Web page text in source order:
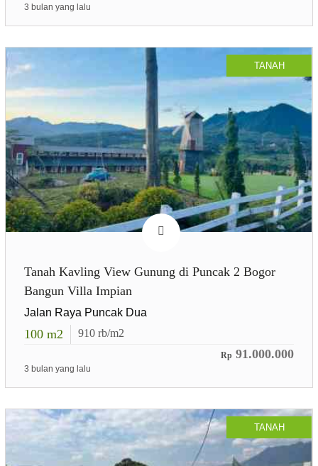
3 bulan yang lalu
TANAH
Tanah Kavling View Gunung di Puncak 2 Bogor
Bangun Villa Impian
Jalan Raya Puncak Dua
100 m2 910 rb/m2
Rp 91.000.000
3 bulan yang lalu
TANAH